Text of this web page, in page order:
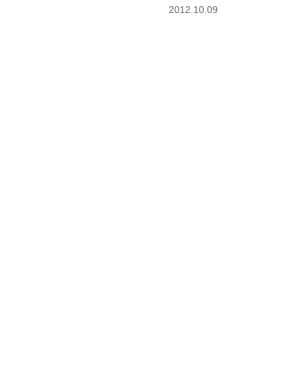
2012.10.09